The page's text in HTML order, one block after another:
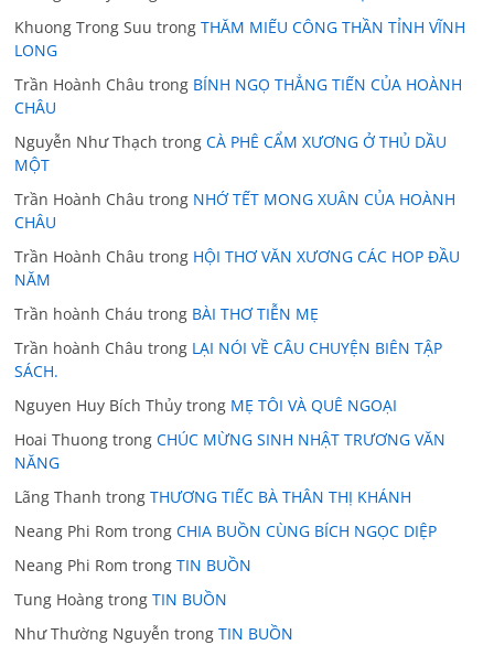
Khuong Trong Suu trongTHĂM MIẾU CÔNG THẦN TỈNH VĨNH
LONG
Trần Hoành Châu trong BÍNH NGỌ THẲNG TIẾN CỦA HOÀNH
CHÂU
Nguyễn Như Thạch trongCÀ PHÊ CẨM XƯƠNG Ở THỦ DẦU
MỘT
Trần Hoành Châu trong NHỚ TẾT MONG XUÂN CỦA HOÀNH
CHÂU
Trần Hoành Châu trong HỘI THƠ VĂN XƯƠNG CÁC HOP ĐẦU
NĂM
Trần hoành Cháu trong BÀI THƠ TIỄN MẸ
Trần hoành Châu trong LẠI NÓI VỀ CÂU CHUYỆN BIÊN TẬP
SÁCH.
Nguyen Huy Bích Thủy trong MẸ TÔI VÀ QUÊ NGOẠI
Hoai Thuong trongCHÚC MỪNG SINH NHẬT TRƯƠNG VĂN
NĂNG
Lãng Thanh trongTHƯƠNG TIẾC BÀ THÂN THỊ KHÁNH
Neang Phi Rom trongCHIA BUỒN CÙNG BÍCH NGỌC DIỆP
Neang Phi Rom trongTIN BUỒN
Tung Hoàng trongTIN BUỒN
Như Thường Nguyễn trongTIN BUỒN